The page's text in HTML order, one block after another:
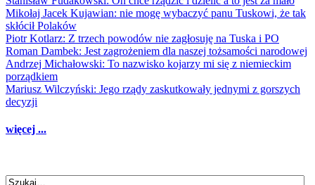
Mikołaj Jacek Kujawian: nie mogę wybaczyć panu Tuskowi, że tak
skłócił Polaków
Piotr Kotlarz: Z trzech powodów nie zagłosuję na Tuska i PO
Roman Dambek: Jest zagrożeniem dla naszej tożsamości narodowej
Andrzej Michałowski: To nazwisko kojarzy mi się z niemieckim
porządkiem
Mariusz Wilczyński: Jego rządy zaskutkowały jednymi z gorszych
decyzji
więcej ...